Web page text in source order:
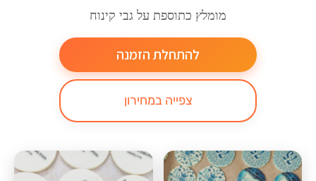
מומלץ כתוספת על גבי קינוח
להתחלת הזמנה
צפייה במחירון